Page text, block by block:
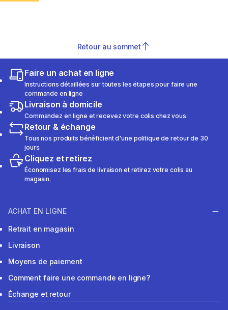
Retour au sommet
Faire un achat en ligne
Instructions détaillées sur toutes les étapes pour faire une
commande en ligne
Livraison à domicile
Commandez en ligne et recevez votre colis chez vous.
Retour & échange
Tous nos produits bénéficient d'une politique de retour de 30
jours.
Cliquez et retirez
Économisez les frais de livraison et retirez votre colis au
magasin.
ACHAT EN LIGNE
Retrait en magasin
Livraison
Moyens de paiement
Comment faire une commande en ligne?
Échange et retour